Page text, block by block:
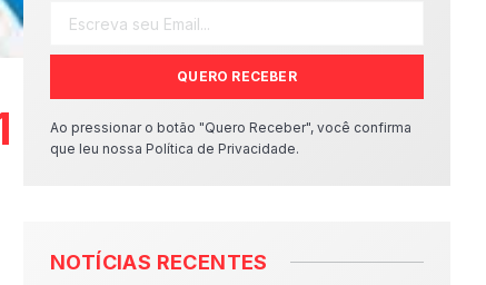
QUERO RECEBER
Ao pressionar o botão "Quero Receber", você confirma
que leu nossa Política de Privacidade.
NOTÍCIAS RECENTES